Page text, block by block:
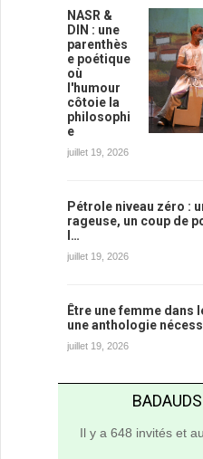
NASR &
DIN : une
parenthès
e poétique
où
l'humour
côtoie la
philosophi
e
juillet 19, 2026
Pétrole niveau zéro :
rageuse, un coup de
l…
juillet 19, 2026
Être une femme dans
une anthologie
juillet 19, 2026
Il y a 648 invités et